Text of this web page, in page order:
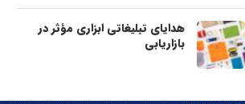
هدایای تبلیغاتی ابزاری مؤثر در
بازاریابی